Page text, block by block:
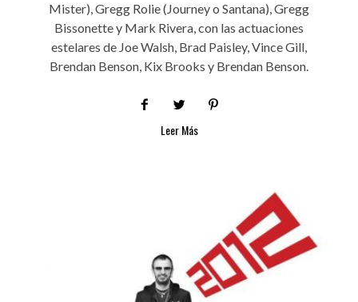
Mister), Gregg Rolie (Journey o Santana), Gregg
Bissonette y Mark Rivera, con las actuaciones
estelares de Joe Walsh, Brad Paisley, Vince Gill,
Brendan Benson, Kix Brooks y Brendan Benson.
Leer Más